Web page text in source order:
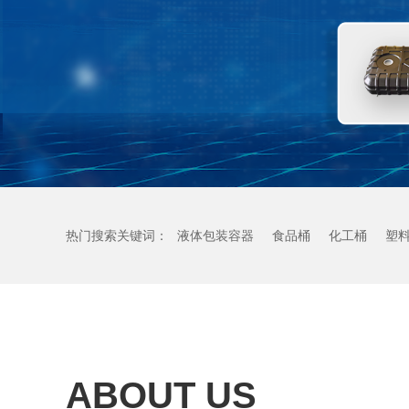
热门搜索关键词： 液体包装容器 食品桶 化工桶 塑
ABOUT US